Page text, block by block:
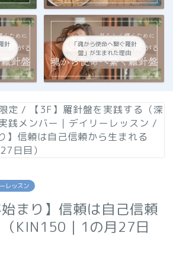
針
「魂から使命へ繋ぐ羅針
盤」が生まれた理由
定 /
【3F】羅針盤を実践する（深
践メンバー｜デイリーレッスン /
】信頼は自己信頼から生まれる
日目）
レッスン
始まり】信頼は自己信頼
KIN150｜1の月27日